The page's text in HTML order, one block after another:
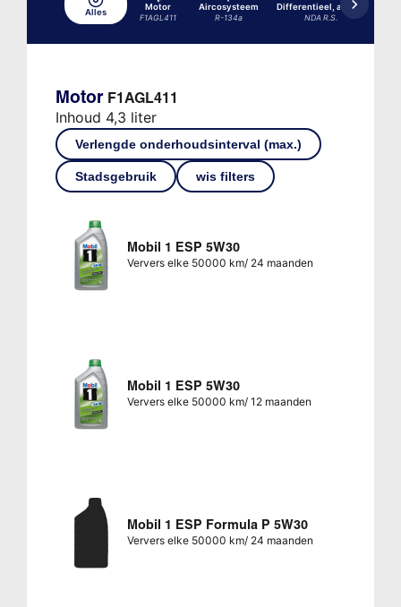
Alles
Motor
F1AGL411
Aircosysteem
R-134a
Differentieel, achter
NDA R.S.
Motor F1AGL411
Inhoud 4,3 liter
Verlengde onderhoudsinterval (max.)
Stadsgebruik wis filters
Mobil 1 ESP 5W30
Ververs elke 50000 km/ 24 maanden
Mobil 1 ESP 5W30
Ververs elke 50000 km/ 12 maanden
Mobil 1 ESP Formula P 5W30
Ververs elke 50000 km/ 24 maanden